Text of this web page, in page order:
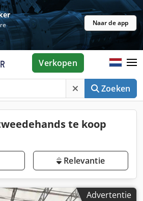
Naar de app
Zoeken
Verkopen
te koop
Relevantie
Advertentie